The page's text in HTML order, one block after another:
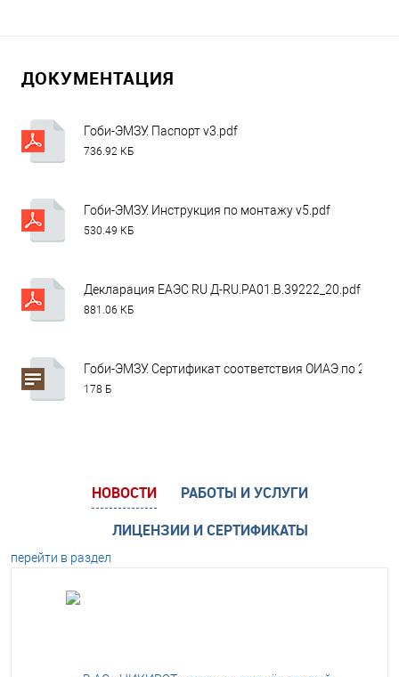
ДОКУМЕНТАЦИЯ
Гоби-ЭМЗУ. Паспорт v3.pdf
736.92 КБ
Гоби-ЭМЗУ. Инструкция по монтажу v5.pdf
530.49 КБ
Декларация ЕАЭС RU Д-RU.РА01.В.39222_20.pdf
881.06 КБ
Гоби-ЭМЗУ. Сертификат соответствия ОИАЭ по
178 Б
НОВОСТИ
РАБОТЫ И УСЛУГИ
ЛИЦЕНЗИИ И СЕРТИФИКАТЫ
перейти в раздел